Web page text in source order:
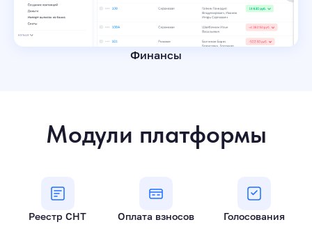
Финансы
Модули платформы
Реестр СНТ Оплата взносов Голосования